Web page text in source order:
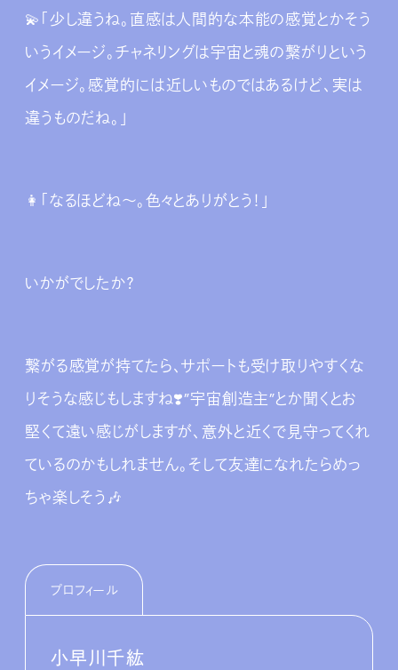
💫「少し違うね。直感は人間的な本能の感覚とかそう
いうイメージ。チャネリングは宇宙と魂の繋がりという
イメージ。感覚的には近しいものではあるけど、実は
違うものだね。」
👩‍「なるほどね～。色々とありがとう！」
いかがでしたか？
繋がる感覚が持てたら、サポートも受け取りやすくな
りそうな感じもしますね❣️”宇宙創造主”とか聞くとお
堅くて遠い感じがしますが、意外と近くで見守ってくれ
ているのかもしれません。そして友達になれたらめっ
ちゃ楽しそう🎶
プロフィール
小早川千紘